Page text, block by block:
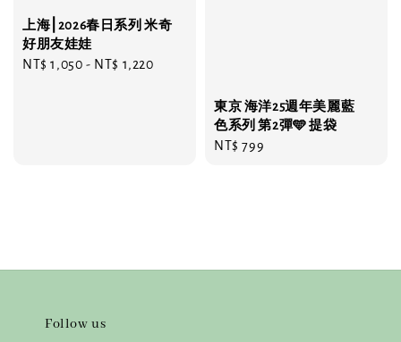
上海⎮2026春日系列 米奇
好朋友娃娃
Regular
NT$ 1,050 - NT$ 1,220
東京 海洋25週年美麗藍
色系列 第2彈🩵 提袋
Regular
NT$ 799
Follow us